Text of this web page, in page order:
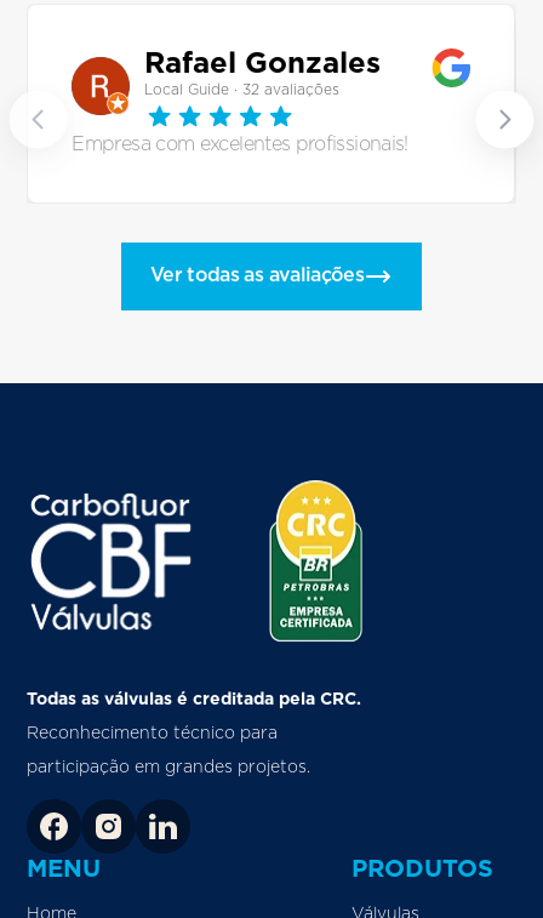
Rafael Gonzales
Local Guide · 32 avaliações
Empresa com excelentes profissionais!
Ver todas as avaliações
Todas as válvulas é creditada pela CRC.
Reconhecimento técnico para
participação em grandes projetos.
MENU
Home
PRODUTOS
Válvulas